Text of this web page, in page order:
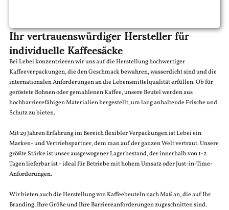
Ihr vertrauenswürdiger Hersteller für
individuelle Kaffeesäcke
Bei Lebei konzentrieren wir uns auf die Herstellung hochwertiger
Kaffeeverpackungen, die den Geschmack bewahren, wasserdicht sind und die
internationalen Anforderungen an die Lebensmittelqualität erfüllen. Ob für
geröstete Bohnen oder gemahlenen Kaffee, unsere Beutel werden aus
hochbarrierefähigen Materialien hergestellt, um lang anhaltende Frische und
Schutz zu bieten.
Mit 29 Jahren Erfahrung im Bereich flexibler Verpackungen ist Lebei ein
Marken- und Vertriebspartner, dem man auf der ganzen Welt vertraut. Unsere
größte Stärke ist unser ausgewogener Lagerbestand, der innerhalb von 1-2
Tagen lieferbar ist - ideal für Betriebe mit hohem Umsatz oder Just-in-Time-
Anforderungen.
Wir bieten auch die Herstellung von Kaffeebeuteln nach Maß an, die auf Ihr
Branding, Ihre Größe und Ihre Barriereanforderungen zugeschnitten sind.